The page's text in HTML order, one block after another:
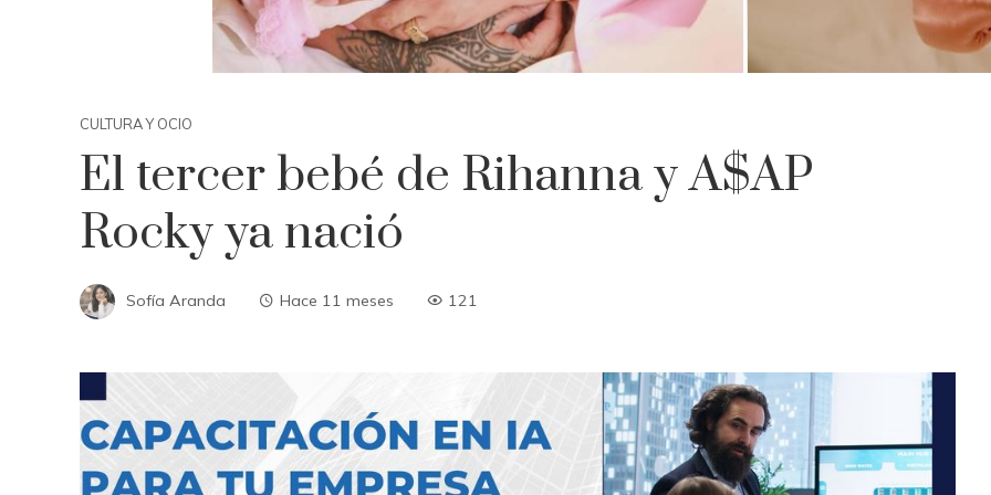
CULTURA Y OCIO
El tercer bebé de Rihanna y A$AP
Rocky ya nació
Sofía Aranda Hace 11 meses 121